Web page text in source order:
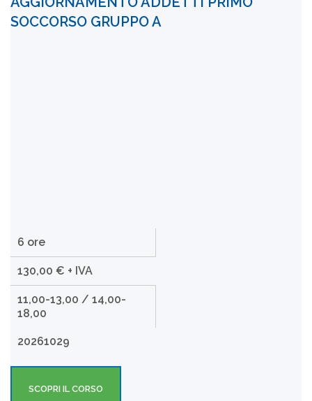
SOCCORSO GRUPPO A
6 ore
130,00 € + IVA
11,00-13,00 / 14,00-
18,00
20261029
SCOPRI IL CORSO